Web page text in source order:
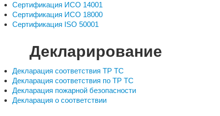
Сертификация ИСО 14001
Сертификация ИСО 18000
Сертификация ISO 50001
Декларирование
Декларация соответствия ТР ТС
Декларация соответствия по ТР ТС
Декларация пожарной безопасности
Декларация о соответствии